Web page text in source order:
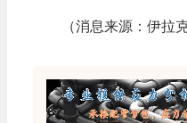
（消息来源：伊拉